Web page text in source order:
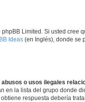
Limited. Si usted cree
Ideas (en Inglés), donde se
o usos ilegales
en la lista del grupo donde
respuesta debería